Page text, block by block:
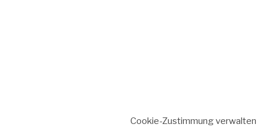
Cookie-Zustimmung verwalten